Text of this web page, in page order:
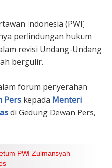
Indonesia (PWI)
perlindungan hukum
revisi Undang-Undang
bergulir.
forum penyerahan
Pers kepada Menteri
di Gedung Dewan Pers,
PWI Zulmansyah